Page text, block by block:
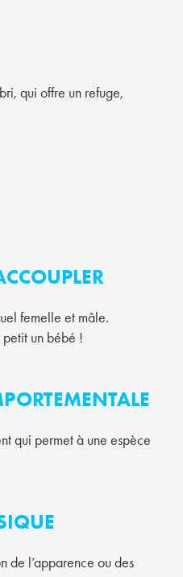
qui offre un refuge,
femelle et mâle.
petit un bébé !
qui permet à une espèce
de l’apparence ou des